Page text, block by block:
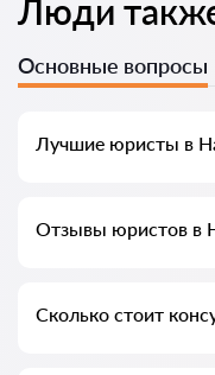
Люди
Основные вопросы
Лучшие юристы в
информацией. Цены,
Отзывы юристов в
мы не удаляем
возможности накрутить
Сколько стоит